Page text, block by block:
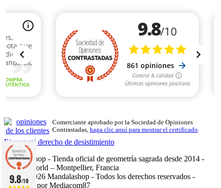
Comerciante aprobado por la Sociedad de Opiniones
Contrastadas, haga clic aquí para mostrar el certificado.
Ejercer mi derecho de desistimiento
Mandalashop - Tienda oficial de geometría sagrada desde 2014 -
Sarl Uniworld – Montpellier, Francia
©2014–2026 Mandalashop - Todos los derechos reservados -
Fabricado por Mediacom87
9.8/10